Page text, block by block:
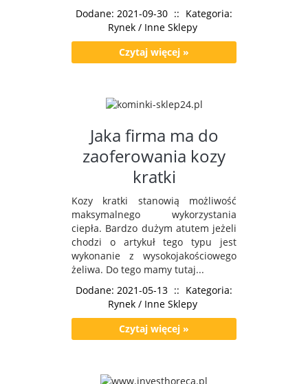
Dodane: 2021-09-30 :: Kategoria:
Rynek / Inne Sklepy
Czytaj więcej »
Jaka firma ma do
zaoferowania kozy
kratki
Kozy kratki stanowią możliwość
maksymalnego wykorzystania
ciepła. Bardzo dużym atutem jeżeli
chodzi o artykuł tego typu jest
wykonanie z wysokojakościowego
żeliwa. Do tego mamy tutaj...
Dodane: 2021-05-13 :: Kategoria:
Rynek / Inne Sklepy
Czytaj więcej »